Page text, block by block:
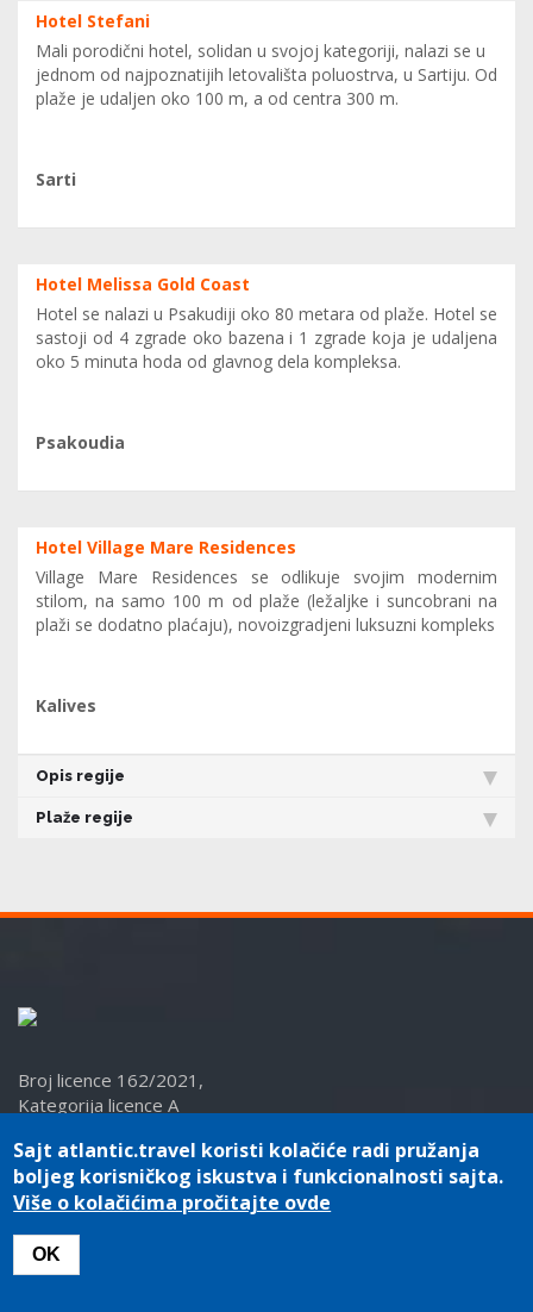
Hotel Stefani
Mali porodični hotel, solidan u svojoj kategoriji, nalazi se u
jednom od najpoznatijih letovališta poluostrva, u Sartiju. Od
plaže je udaljen oko 100 m, a od centra 300 m.
Sarti
Hotel Melissa Gold Coast
Hotel se nalazi u Psakudiji oko 80 metara od plaže. Hotel se
sastoji od 4 zgrade oko bazena i 1 zgrade koja je udaljena
oko 5 minuta hoda od glavnog dela kompleksa.
Psakoudia
Hotel Village Mare Residences
Village Mare Residences se odlikuje svojim modernim
stilom, na samo 100 m od plaže (ležaljke i suncobrani na
plaži se dodatno plaćaju), novoizgradjeni luksuzni kompleks
Kalives
Opis regije
Plaže regije
Broj licence 162/2021,
Kategorija licence A
Sajt atlantic.travel koristi kolačiće radi pružanja
boljeg korisničkog iskustva i funkcionalnosti sajta.
Više o kolačićima pročitajte ovde
OK